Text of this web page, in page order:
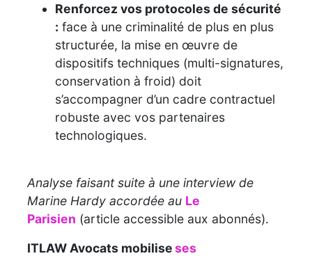
Renforcez vos protocoles de sécurité
: face à une criminalité de plus en plus
structurée, la mise en œuvre de
dispositifs techniques (multi-signatures,
conservation à froid) doit
s’accompagner d’un cadre contractuel
robuste avec vos partenaires
technologiques.
Analyse faisant suite à une interview de
Marine Hardy accordée au Le
Parisien (article accessible aux abonnés).
ITLAW Avocats mobiliseses